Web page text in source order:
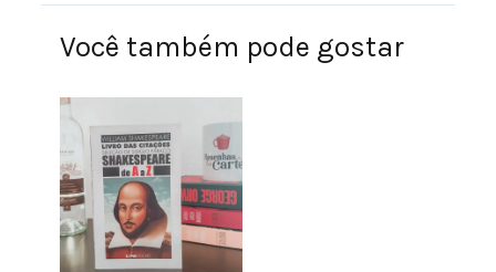
Você também pode gostar